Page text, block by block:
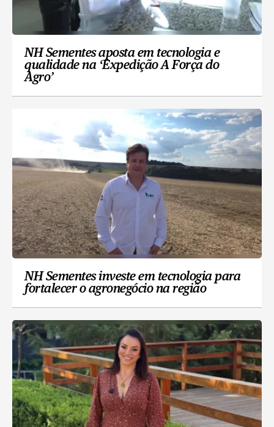
NH Sementes aposta em tecnologia e
qualidade na ‘Expedição A Força do
Agro’
NH Sementes investe em tecnologia para
fortalecer o agronegócio na região